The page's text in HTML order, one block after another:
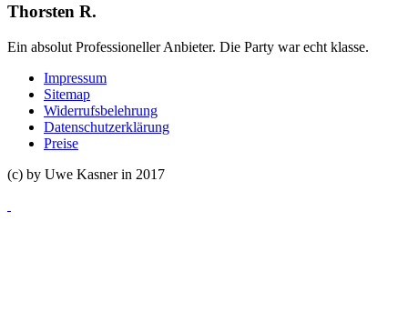
Thorsten R.
Ein absolut Professioneller Anbieter. Die Party war echt klasse.
Impressum
Sitemap
Widerrufsbelehrung
Datenschutzerklärung
Preise
(c) by Uwe Kasner in 2017